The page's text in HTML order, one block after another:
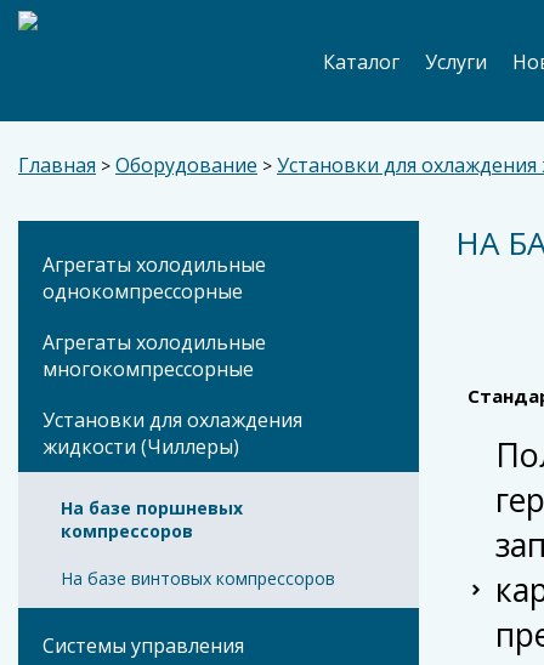
Каталог Услуги
Главная > Оборудование > Установки для
Агрегаты холодильные
однокомпрессорные
Агрегаты холодильные
многокомпрессорные
Установки для охлаждения
жидкости (Чиллеры)
На базе поршневых
компрессоров
На базе винтовых компрессоров
Системы управления
НА